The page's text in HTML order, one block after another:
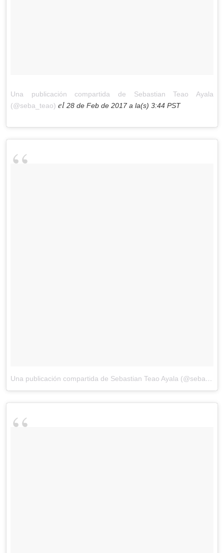
Una publicación compartida de Sebastian Teao Ayala
(@seba_teao) el 28 de Feb de 2017 a la(s) 3:44 PST
Una publicación compartida de Sebastian Teao Ayala (@seba_teao)